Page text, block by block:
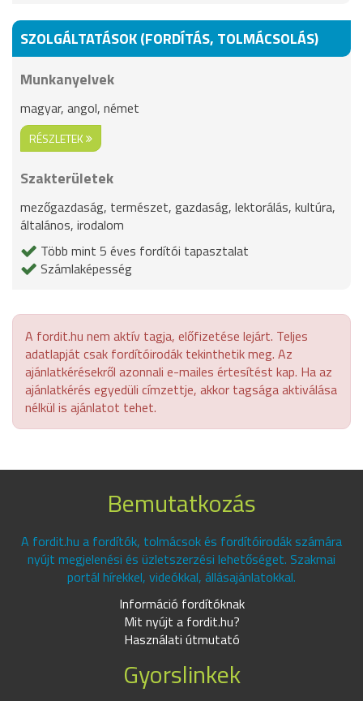
SZOLGÁLTATÁSOK (FORDÍTÁS, TOLMÁCSOLÁS)
Munkanyelvek
magyar, angol, német
RÉSZLETEK
Szakterületek
mezőgazdaság, természet, gazdaság, lektorálás, kultúra,
általános, irodalom
Több mint 5 éves fordítói tapasztalat
Számlaképesség
A fordit.hu nem aktív tagja, előfizetése lejárt. Teljes
adatlapját csak fordítóirodák tekinthetik meg. Az
ajánlatkérésekről azonnali e-mailes értesítést kap. Ha az
ajánlatkérés egyedüli címzettje, akkor tagsága aktiválása
nélkül is ajánlatot tehet.
Bemutatkozás
A fordit.hu a fordítók, tolmácsok és fordítóirodák számára
nyújt megjelenési és üzletszerzési lehetőséget. Szakmai
portál hírekkel, videókkal, állásajánlatokkal.
Információ fordítóknak
Mit nyújt a fordit.hu?
Használati útmutató
Gyorslinkek